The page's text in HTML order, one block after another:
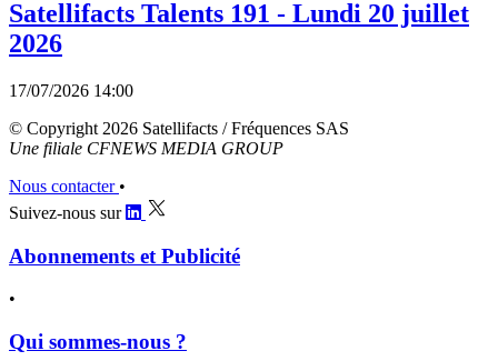
Satellifacts Talents 191 - Lundi 20 juillet
2026
17/07/2026 14:00
© Copyright 2026 Satellifacts / Fréquences SAS
Une filiale CFNEWS MEDIA GROUP
Nous contacter •
Suivez-nous sur
Abonnements et Publicité
•
Qui sommes-nous ?